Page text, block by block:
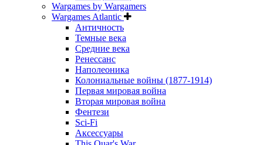
Wargames by Wargamers
Wargames Atlantic
Античность
Темные века
Средние века
Ренессанс
Наполеоника
Колониальные войны (1877-1914)
Первая мировая война
Вторая мировая война
Фентези
Sci-Fi
Аксессуары